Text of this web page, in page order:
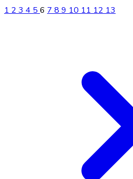
1 2 3 4 5 6 7 8 9 10 11 12 13